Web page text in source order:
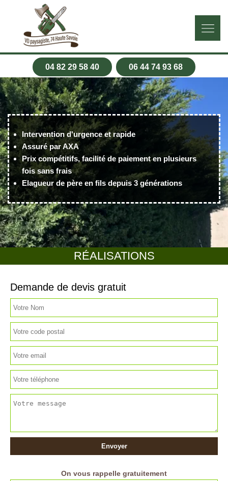
04 82 29 58 40 06 44 74 93 68
RÉALISATIONS
Intervention d'urgence et rapide
Assuré par AXA
Prix compétitifs, facilité de paiement en plusieurs
fois sans frais
Elagueur de père en fils depuis 3 générations
Demande de devis gratuit
On vous rappelle gratuitement